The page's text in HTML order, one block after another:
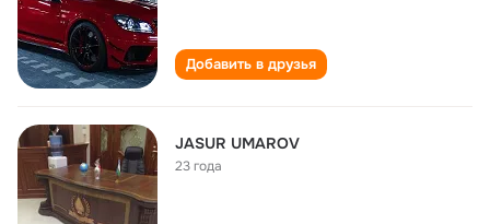
Добавить в друзья
JASUR UMAROV
23 года